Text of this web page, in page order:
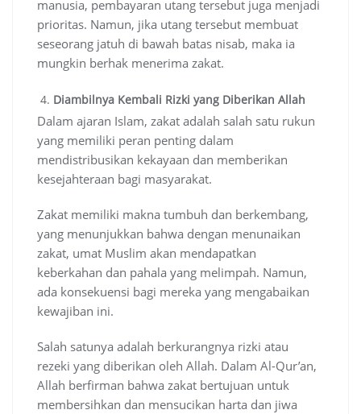
manusia, pembayaran utang tersebut juga menjadi
prioritas. Namun, jika utang tersebut membuat
seseorang jatuh di bawah batas nisab, maka ia
mungkin berhak menerima zakat.
Diambilnya Kembali Rizki yang Diberikan Allah
Dalam ajaran Islam, zakat adalah salah satu rukun
yang memiliki peran penting dalam
mendistribusikan kekayaan dan memberikan
kesejahteraan bagi masyarakat.
Zakat memiliki makna tumbuh dan berkembang,
yang menunjukkan bahwa dengan menunaikan
zakat, umat Muslim akan mendapatkan
keberkahan dan pahala yang melimpah. Namun,
ada konsekuensi bagi mereka yang mengabaikan
kewajiban ini.
Salah satunya adalah berkurangnya rizki atau
rezeki yang diberikan oleh Allah. Dalam Al-Qur’an,
Allah berfirman bahwa zakat bertujuan untuk
membersihkan dan mensucikan harta dan jiwa